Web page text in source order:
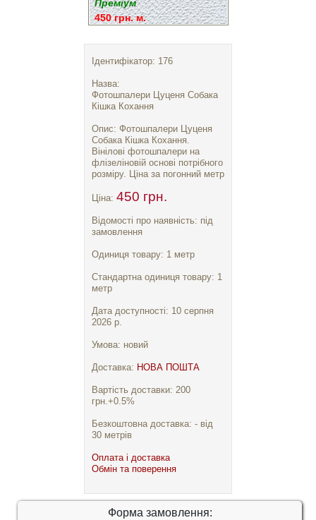
Преміум
450 грн. м.
Ідентифікатор: 176
Назва:
Фотошпалери Цуценя Собака
Кішка Кохання
Опис: Фотошпалери Цуценя
Собака Кішка Кохання.
Вінілові фотошпалери на
флізеліновій основі потрібного
розміру. Ціна за погонний метр
Ціна: 450 грн.
Відомості про наявність: під
замовлення
Одиниця товару: 1 метр
Стандартна одиниця товару: 1
метр
Дата доступності: 10 серпня
2026 р.
Умова: новий
Доставка: НОВА ПОШТА
Вартість доставки: 200
грн.+0.5%
Безкоштовна доставка: - від
30 метрів
Оплата і доставка
Обмін та поверення
Форма замовлення: